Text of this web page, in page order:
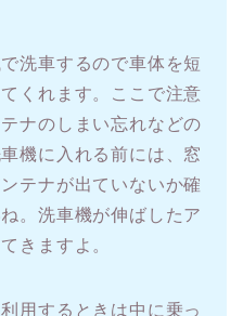
洗車するので車体を短
くれます。ここで注意
ナのしまい忘れなどの
機に入れる前には、窓
テナが出ていないか確
。洗車機が伸ばしたア
きますよ。
用するときは中に乗っ